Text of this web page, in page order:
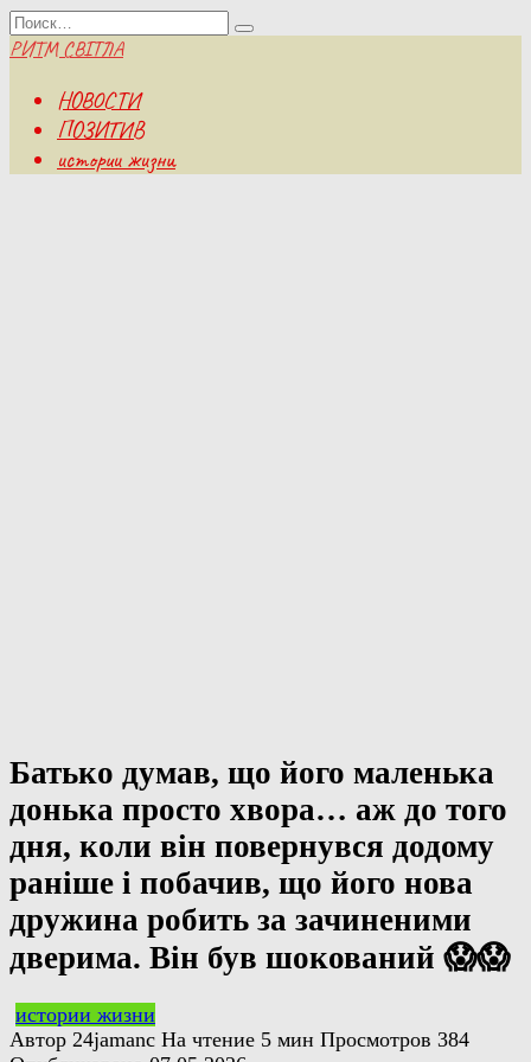
Перейти
к
Search
for:
РИТМ СВІТЛА
НОВОСТИ
ПОЗИТИВ
истории жизни
Батько думав, що його маленька
донька просто хвора… аж до того
дня, коли він повернувся додому
раніше і побачив, що його нова
дружина робить за зачиненими
дверима. Він був шокований 😱😱
истории жизни
Автор 24jamanc На чтение 5 мин Просмотров 384